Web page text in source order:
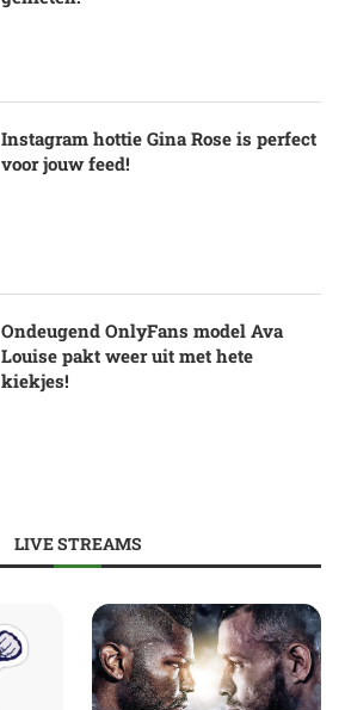
Instagram hottie Gina Rose is perfect
voor jouw feed!
Ondeugend OnlyFans model Ava
Louise pakt weer uit met hete
kiekjes!
LIVE STREAMS